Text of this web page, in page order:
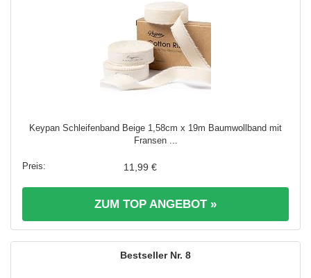
Keypan Schleifenband Beige 1,58cm x 19m Baumwollband mit
Fransen ...
11,99 €
ZUM TOP ANGEBOT »
8